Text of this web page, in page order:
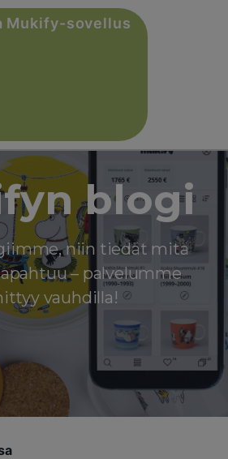
blogi
niin tiedät mitä
– palvelumme
vauhdilla!
Mukify-sovellus